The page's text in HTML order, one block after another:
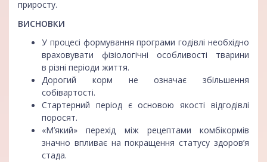
приросту.
ВИСНОВКИ
У процесі формування програми годівлі необхідно
враховувати фізіологічні особливості тварини
в різні періоди життя.
Дорогий корм не означає збільшення
собівартості.
Стартерний період є основою якості відгодівлі
поросят.
«М’який» перехід між рецептами комбікормів
значно впливає на покращення статусу здоров’я
стада.